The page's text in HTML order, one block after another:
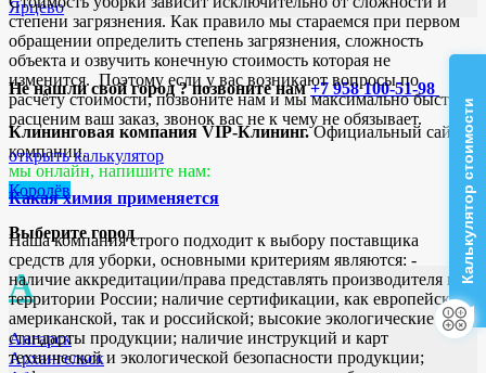
Ярцево
Не нашли свой город ? позвоните нам+7 958 100-51-98
Клининговая компания VIP-Клининг.Официальный сайт
компании.
мы онлайн, напишите нам:
Королёв
Выберите город
А
Ангарск
Архангельск
степени загрязнения. Как правило мы стараемся при первом
обращении определить степень загрязнения, сложность
объекта и озвучить конечную стоимость которая не
изменится. Поэтому если у вас возникают вопросы по
расчёту стоимости, позвоните нам и мы максимально быстро
расценим ваш заказ, звонок вас не к чему не обязывает.
открыть калькулятор
Какая химия применяется
Наша компания строго подходит к выбору поставщика
средств для уборки, основными критериям являются: -
наличие аккредитации/права представлять производителя на
территории России; наличие сертификации, как европейской/
американской, так и российской; высокие экологические
стандарты продукции; наличие инструкций и карт
технической и экологической безопасности продукции;
Калькулятор стоимости